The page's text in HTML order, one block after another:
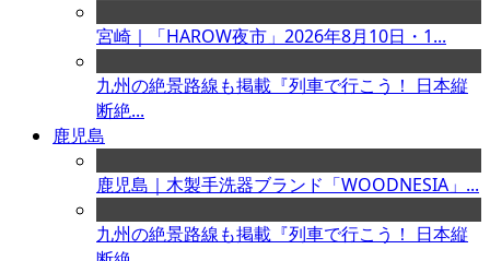
宮崎｜「HAROW夜市」2026年8月10日・1...
九州の絶景路線も掲載『列車で行こう！ 日本縦
断絶...
鹿児島
鹿児島｜木製手洗器ブランド「WOODNESIA」...
九州の絶景路線も掲載『列車で行こう！ 日本縦